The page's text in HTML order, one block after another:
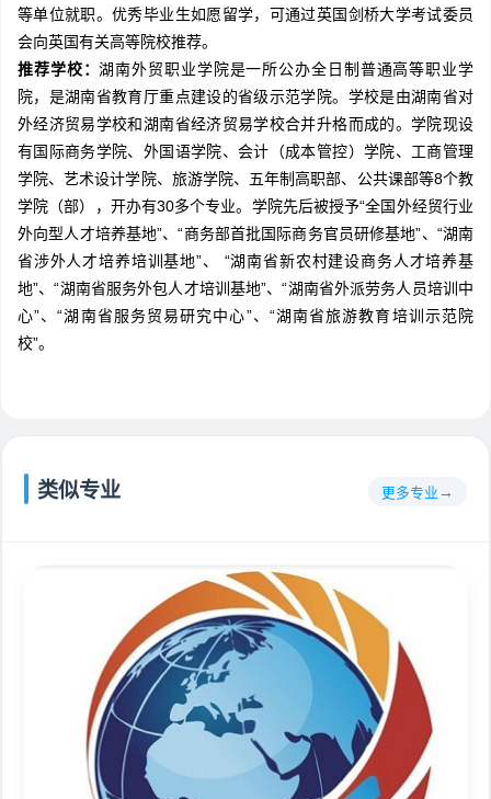
等单位就职。优秀毕业生如愿留学，可通过英国剑桥大学考试委员
会向英国有关高等院校推荐。
推荐学校：湖南外贸职业学院是一所公办全日制普通高等职业学
院，是湖南省教育厅重点建设的省级示范学院。学校是由湖南省对
外经济贸易学校和湖南省经济贸易学校合并升格而成的。学院现设
有国际商务学院、外国语学院、会计（成本管控）学院、工商管理
学院、艺术设计学院、旅游学院、五年制高职部、公共课部等8个教
学院（部），开办有30多个专业。学院先后被授予“全国外经贸行业
外向型人才培养基地”、“商务部首批国际商务官员研修基地”、“湖南
省涉外人才培养培训基地”、 “湖南省新农村建设商务人才培养基
地”、“湖南省服务外包人才培训基地”、“湖南省外派劳务人员培训中
心”、“湖南省服务贸易研究中心”、“湖南省旅游教育培训示范院
校”。
类似专业 更多专业